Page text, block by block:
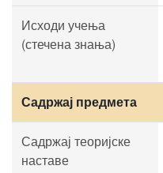
Исходи учења
(стечена знања)
Садржај предмета
Садржај теоријске
наставе